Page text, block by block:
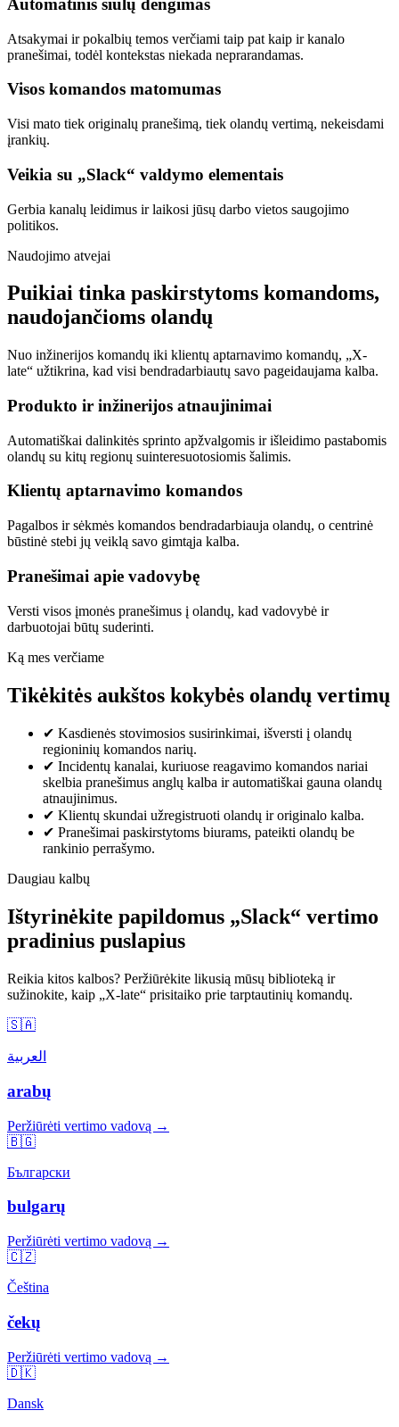
Automatinis siūlų dengimas
Atsakymai ir pokalbių temos verčiami taip pat kaip ir kanalo
pranešimai, todėl kontekstas niekada neprarandamas.
Visos komandos matomumas
Visi mato tiek originalų pranešimą, tiek olandų vertimą, nekeisdami
įrankių.
Veikia su „Slack“ valdymo elementais
Gerbia kanalų leidimus ir laikosi jūsų darbo vietos saugojimo
politikos.
Naudojimo atvejai
Puikiai tinka paskirstytoms komandoms,
naudojančioms olandų
Nuo inžinerijos komandų iki klientų aptarnavimo komandų, „X-
late“ užtikrina, kad visi bendradarbiautų savo pageidaujama kalba.
Produkto ir inžinerijos atnaujinimai
Automatiškai dalinkitės sprinto apžvalgomis ir išleidimo pastabomis
olandų su kitų regionų suinteresuotosiomis šalimis.
Klientų aptarnavimo komandos
Pagalbos ir sėkmės komandos bendradarbiauja olandų, o centrinė
būstinė stebi jų veiklą savo gimtąja kalba.
Pranešimai apie vadovybę
Versti visos įmonės pranešimus į olandų, kad vadovybė ir
darbuotojai būtų suderinti.
Ką mes verčiame
Tikėkitės aukštos kokybės olandų vertimų
✔ Kasdienės stovimosios susirinkimai, išversti į olandų
regioninių komandos narių.
✔ Incidentų kanalai, kuriuose reagavimo komandos nariai
skelbia pranešimus anglų kalba ir automatiškai gauna olandų
atnaujinimus.
✔ Klientų skundai užregistruoti olandų ir originalo kalba.
✔ Pranešimai paskirstytoms biurams, pateikti olandų be
rankinio perrašymo.
Daugiau kalbų
Ištyrinėkite papildomus „Slack“ vertimo
pradinius puslapius
Reikia kitos kalbos? Peržiūrėkite likusią mūsų biblioteką ir
sužinokite, kaip „X-late“ prisitaiko prie tarptautinių komandų.
🇸🇦
العربية
arabų
Peržiūrėti vertimo vadovą →
🇧🇬
Български
bulgarų
Peržiūrėti vertimo vadovą →
🇨🇿
Čeština
čekų
Peržiūrėti vertimo vadovą →
🇩🇰
Dansk